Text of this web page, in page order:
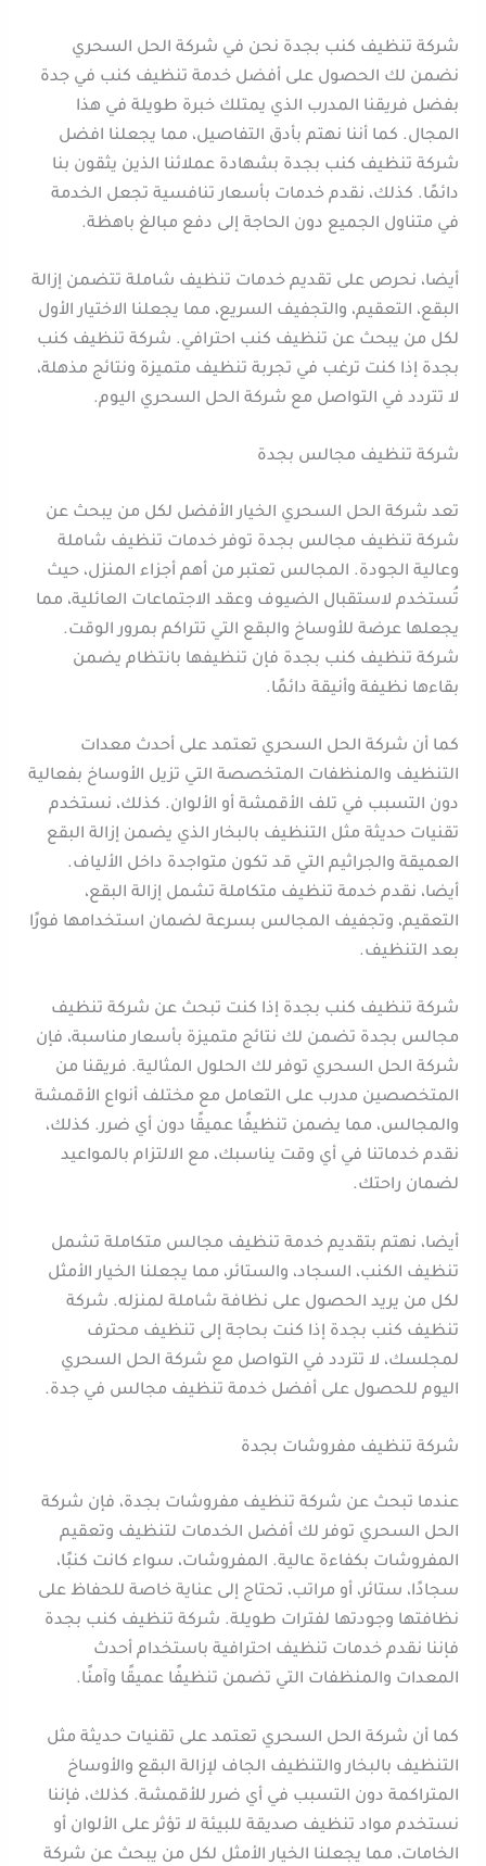
شركة تنظيف كنب بجدة نحن في شركة الحل السحري
نضمن لك الحصول على أفضل خدمة تنظيف كنب في جدة
بفضل فريقنا المدرب الذي يمتلك خبرة طويلة في هذا
المجال. كما أننا نهتم بأدق التفاصيل، مما يجعلنا افضل
شركة تنظيف كنب بجدة بشهادة عملائنا الذين يثقون بنا
دائمًا. كذلك، نقدم خدمات بأسعار تنافسية تجعل الخدمة
في متناول الجميع دون الحاجة إلى دفع مبالغ باهظة.
أيضا، نحرص على تقديم خدمات تنظيف شاملة تتضمن إزالة
البقع، التعقيم، والتجفيف السريع، مما يجعلنا الاختيار الأول
لكل من يبحث عن تنظيف كنب احترافي. شركة تنظيف كنب
بجدة إذا كنت ترغب في تجربة تنظيف متميزة ونتائج مذهلة،
لا تتردد في التواصل مع شركة الحل السحري اليوم.
شركة تنظيف مجالس بجدة
تعد شركة الحل السحري الخيار الأفضل لكل من يبحث عن
شركة تنظيف مجالس بجدة توفر خدمات تنظيف شاملة
وعالية الجودة. المجالس تعتبر من أهم أجزاء المنزل، حيث
تُستخدم لاستقبال الضيوف وعقد الاجتماعات العائلية، مما
يجعلها عرضة للأوساخ والبقع التي تتراكم بمرور الوقت.
شركة تنظيف كنب بجدة فإن تنظيفها بانتظام يضمن
بقاءها نظيفة وأنيقة دائمًا.
كما أن شركة الحل السحري تعتمد على أحدث معدات
التنظيف والمنظفات المتخصصة التي تزيل الأوساخ بفعالية
دون التسبب في تلف الأقمشة أو الألوان. كذلك، نستخدم
تقنيات حديثة مثل التنظيف بالبخار الذي يضمن إزالة البقع
العميقة والجراثيم التي قد تكون متواجدة داخل الألياف.
أيضا، نقدم خدمة تنظيف متكاملة تشمل إزالة البقع،
التعقيم، وتجفيف المجالس بسرعة لضمان استخدامها فورًا
بعد التنظيف.
شركة تنظيف كنب بجدة إذا كنت تبحث عن شركة تنظيف
مجالس بجدة تضمن لك نتائج متميزة بأسعار مناسبة، فإن
شركة الحل السحري توفر لك الحلول المثالية. فريقنا من
المتخصصين مدرب على التعامل مع مختلف أنواع الأقمشة
والمجالس، مما يضمن تنظيفًا عميقًا دون أي ضرر. كذلك،
نقدم خدماتنا في أي وقت يناسبك، مع الالتزام بالمواعيد
لضمان راحتك.
أيضا، نهتم بتقديم خدمة تنظيف مجالس متكاملة تشمل
تنظيف الكنب، السجاد، والستائر، مما يجعلنا الخيار الأمثل
لكل من يريد الحصول على نظافة شاملة لمنزله. شركة
تنظيف كنب بجدة إذا كنت بحاجة إلى تنظيف محترف
لمجلسك، لا تتردد في التواصل مع شركة الحل السحري
اليوم للحصول على أفضل خدمة تنظيف مجالس في جدة.
شركة تنظيف مفروشات بجدة
عندما تبحث عن شركة تنظيف مفروشات بجدة، فإن شركة
الحل السحري توفر لك أفضل الخدمات لتنظيف وتعقيم
المفروشات بكفاءة عالية. المفروشات، سواء كانت كنبًا،
سجادًا، ستائر، أو مراتب، تحتاج إلى عناية خاصة للحفاظ على
نظافتها وجودتها لفترات طويلة. شركة تنظيف كنب بجدة
فإننا نقدم خدمات تنظيف احترافية باستخدام أحدث
المعدات والمنظفات التي تضمن تنظيفًا عميقًا وآمنًا.
كما أن شركة الحل السحري تعتمد على تقنيات حديثة مثل
التنظيف بالبخار والتنظيف الجاف لإزالة البقع والأوساخ
المتراكمة دون التسبب في أي ضرر للأقمشة. كذلك، فإننا
نستخدم مواد تنظيف صديقة للبيئة لا تؤثر على الألوان أو
الخامات، مما يجعلنا الخيار الأمثل لكل من يبحث عن شركة